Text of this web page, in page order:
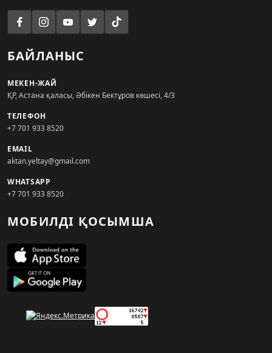
БАЙЛАНЫС
МЕКЕН-ЖАЙ
ҚР, Астана қаласы, Әбікен Бектұров көшесі, 4/3
ТЕЛЕФОН
+7 701 933 8520
EMAIL
aktan.yeltay@gmail.com
WHATSAPP
+7 701 933 8520
МОБИЛДІ ҚОСЫМША